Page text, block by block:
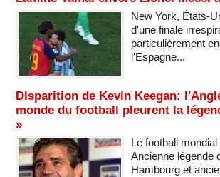
New York, États-
d'une finale
particulièrement
l'Espagne...
Disparition de Kevin Keegan:
monde du football pleurent la
»
Le football
Ancienne légende
Hambourg et